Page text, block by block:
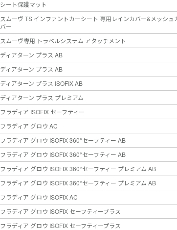
シート保護マット
スムーヴ TS インファントカーシート 専用レインカバー&メッシュ
バー
スムーヴ専用 トラベルシステム アタッチメント
ディアターン プラス AB
ディアターン プラス AB
ディアターン プラス ISOFIX AB
ディアターン プラス プレミアム
フラディア ISOFIX セーフティー
フラディア グロウ AC
フラディア グロウ ISOFIX 360°セーフティー AB
フラディア グロウ ISOFIX 360°セーフティー AB
フラディア グロウ ISOFIX 360°セーフティー プレミアム AB
フラディア グロウ ISOFIX 360°セーフティー プレミアム AB
フラディア グロウ ISOFIX AC
フラディア グロウ ISOFIX セーフティープラス
フラディア グロウ ISOFIX セーフティープラス